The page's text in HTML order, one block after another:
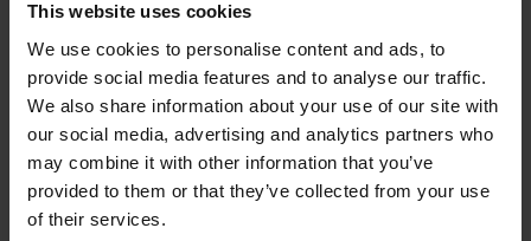
This website uses cookies
We use cookies to personalise content and ads, to
provide social media features and to analyse our traffic.
We also share information about your use of our site with
our social media, advertising and analytics partners who
may combine it with other information that you’ve
provided to them or that they’ve collected from your use
of their services.
491 204 304
info@astratex.cz
Newsletter
Nenechte si ujít žádnou slevu.